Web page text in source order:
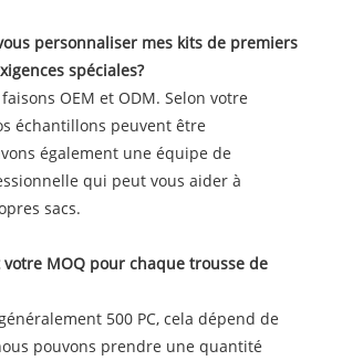
personnaliser mes kits de premiers
spéciales?
OEM et ODM. Selon votre
échantillons peuvent être
également une équipe de
qui peut vous aider à
sacs.
votre MOQ pour chaque trousse de
500 PC, cela dépend de
pouvons prendre une quantité